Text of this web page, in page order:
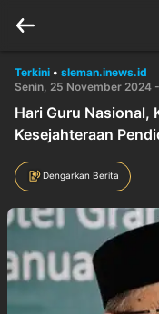
Terkini • sleman.inews.id
Senin, 25 November 2024
Hari Guru Nasional,
Kesejahteraan
Dengarkan Berita